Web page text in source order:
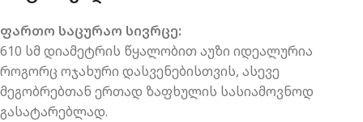
ფართო საცურაო სივრცე:
610 სმ დიამეტრის წყალობით აუზი იდეალურია
როგორც ოჯახური დასვენებისთვის, ასევე
მეგობრებთან ერთად ზაფხულის სასიამოვნოდ
გასატარებლად.